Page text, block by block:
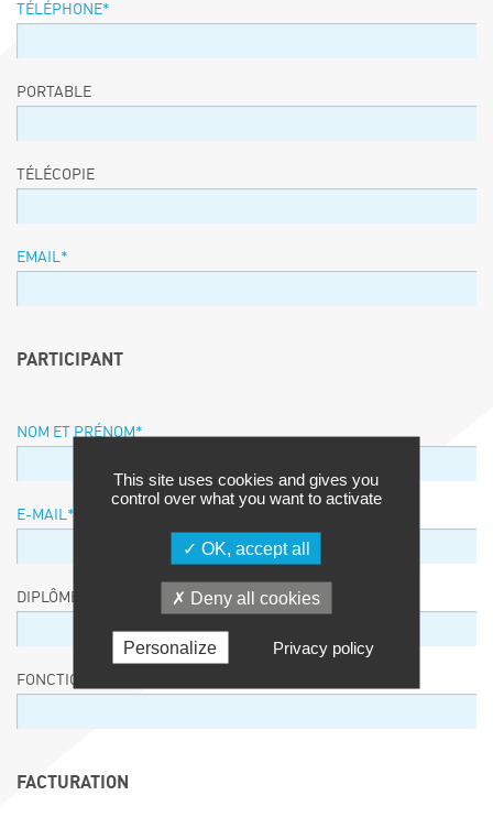
TÉLÉPHONE*
PORTABLE
TÉLÉCOPIE
EMAIL *
PARTICIPANT
NOM ET PRÉNOM *
E-MAIL *
DIPLÔME / EQUIVALENCE / NIVEAU
FONCTION
FACTURATION
This site uses cookies and gives you
control over what you want to activate
OK, accept all
Deny all cookies
Personalize Privacy policy